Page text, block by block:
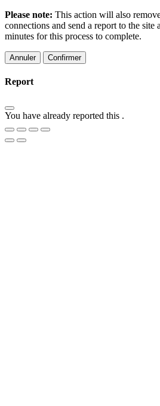
Please note: This action will also
connections and send a report to the
minutes for this process to complete.
Confirmer
Report
You have already reported this .